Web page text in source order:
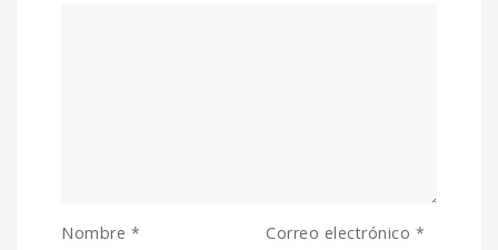
Nombre * Correo electrónico *